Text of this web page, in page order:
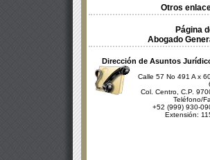
Otros
Página
Abogado
Dirección de Asuntos
Calle 57 No 491 A x
Col. Centro, C.P.
Teléfono/
+52 (999) 930-
Extensión: